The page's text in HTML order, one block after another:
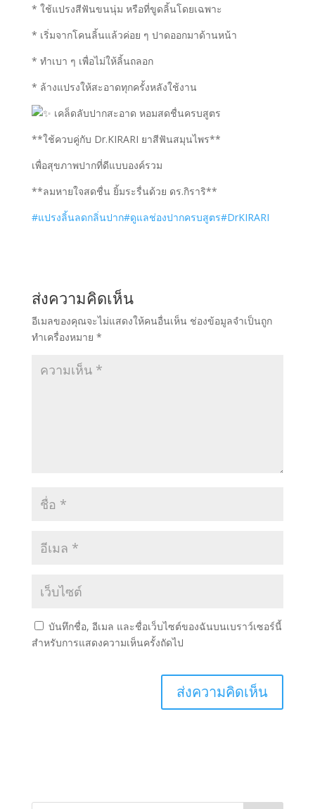
* ใช้แปรงสีฟันขนนุ่ม หรือที่ขูดลิ้นโดยเฉพาะ
* เริ่มจากโคนลิ้นแล้วค่อย ๆ ปาดออกมาด้านหน้า
* ทำเบา ๆ เพื่อไม่ให้ลิ้นถลอก
* ล้างแปรงให้สะอาดทุกครั้งหลังใช้งาน
เคล็ดลับปากสะอาด หอมสดชื่นครบสูตร
**ใช้ควบคู่กับ Dr.KIRARI ยาสีฟันสมุนไพร**
เพื่อสุขภาพปากที่ดีแบบองค์รวม
**ลมหายใจสดชื่น ยิ้มระรื่นด้วย ดร.กิราริ**
#แปรงลิ้นลดกลิ่นปาก#ดูแลช่องปากครบสูตร#DrKIRARI
ส่งความคิดเห็น
อีเมลของคุณจะไม่แสดงให้คนอื่นเห็น ช่องข้อมูลจำเป็นถูก
ทำเครื่องหมาย *
บันทึกชื่อ, อีเมล และชื่อเว็บไซต์ของฉันบนเบราว์เซอร์นี้
สำหรับการแสดงความเห็นครั้งถัดไป